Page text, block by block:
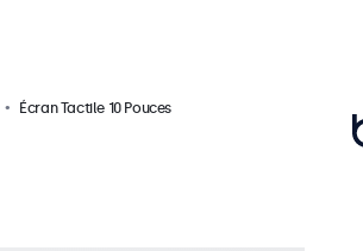
Écran Tactile 10 Pouces